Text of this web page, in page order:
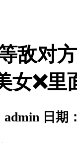
敌对
女❌里
日期